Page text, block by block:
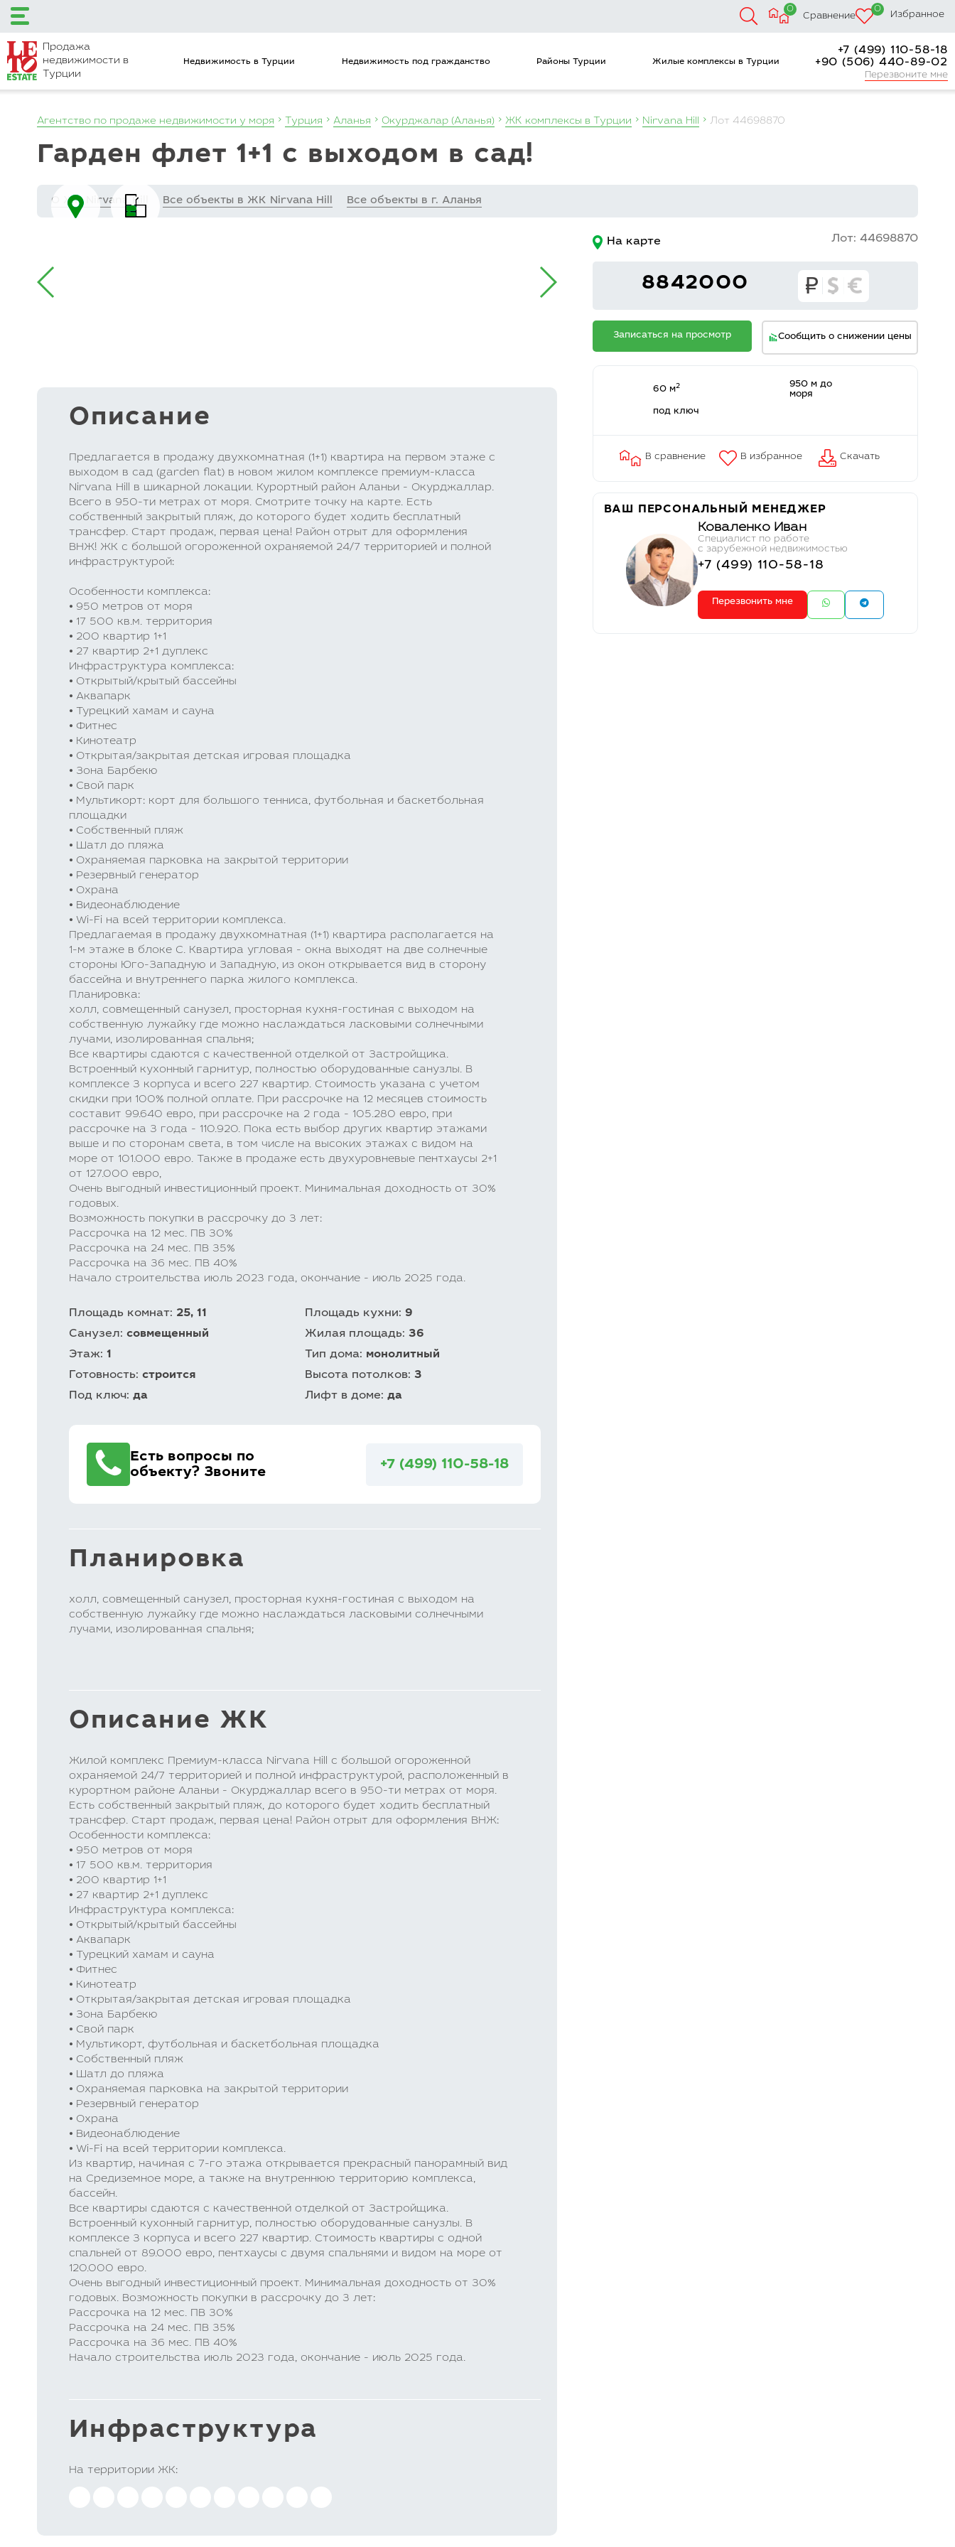
недвижимости в
Турции
Недвижимость в Турции у моря
Анталия
Газипаша
Недвижимость под гражданство
Таунхаусы
Контакты
0
Сравнение
0
Избранное
Продажа
недвижимости в
Турции
Недвижимость в Турции Недвижимость под гражданство Районы Турции Жилые комплексы в Турции
+7 (499) 110-58-18
+90 (506) 440-89-02
Перезвоните мне
Агентство по продаже недвижимости у моря Турция Аланья Окурджалар (Аланья) ЖК комплексы в Турции Nirvana Hill Лот 44698870
Гарден флет 1+1 с выходом в сад!
О ЖК Nirvana Hill Все объекты в ЖК Nirvana Hill Все объекты в г. Аланья
Описание
Предлагается в продажу двухкомнатная (1+1) квартира на первом этаже с
выходом в сад (garden flat) в новом жилом комплексе премиум-класса
Nirvana Hill в шикарной локации. Курортный район Аланьи - Окурджаллар.
Всего в 950-ти метрах от моря. Смотрите точку на карте. Есть
собственный закрытый пляж, до которого будет ходить бесплатный
трансфер. Старт продаж, первая цена! Район отрыт для оформления
ВНЖ! ЖК с большой огороженной охраняемой 24/7 территорией и полной
инфраструктурой:
Особенности комплекса:
⦁ 950 метров от моря
⦁ 17 500 кв.м. территория
⦁ 200 квартир 1+1
⦁ 27 квартир 2+1 дуплекс
Инфраструктура комплекса:
⦁ Открытый/крытый бассейны
⦁ Аквапарк
⦁ Турецкий хамам и сауна
⦁ Фитнес
⦁ Кинотеатр
⦁ Открытая/закрытая детская игровая площадка
⦁ Зона Барбекю
⦁ Свой парк
⦁ Мультикорт: корт для большого тенниса, футбольная и баскетбольная
площадки
⦁ Собственный пляж
⦁ Шатл до пляжа
⦁ Охраняемая парковка на закрытой территории
⦁ Резервный генератор
⦁ Охрана
⦁ Видеонаблюдение
⦁ Wi-Fi на всей территории комплекса.
Предлагаемая в продажу двухкомнатная (1+1) квартира располагается на
1-м этаже в блоке C. Квартира угловая - окна выходят на две солнечные
стороны Юго-Западную и Западную, из окон открывается вид в сторону
бассейна и внутреннего парка жилого комплекса.
Планировка:
холл, совмещенный санузел, просторная кухня-гостиная с выходом на
собственную лужайку где можно наслаждаться ласковыми солнечными
лучами, изолированная спальня;
Все квартиры сдаются с качественной отделкой от Застройщика.
Встроенный кухонный гарнитур, полностью оборудованные санузлы. В
комплексе 3 корпуса и всего 227 квартир. Стоимость указана с учетом
скидки при 100% полной оплате. При рассрочке на 12 месяцев стоимость
составит 99.640 евро, при рассрочке на 2 года - 105.280 евро, при
рассрочке на 3 года - 110.920. Пока есть выбор других квартир этажами
выше и по сторонам света, в том числе на высоких этажах с видом на
море от 101.000 евро. Также в продаже есть двухуровневые пентхаусы 2+1
от 127.000 евро,
Очень выгодный инвестиционный проект. Минимальная доходность от 30%
годовых.
Возможность покупки в рассрочку до 3 лет:
Рассрочка на 12 мес. ПВ 30%
Рассрочка на 24 мес. ПВ 35%
Рассрочка на 36 мес. ПВ 40%
Начало строительства июль 2023 года, окончание - июль 2025 года.
Площадь комнат: 25, 11 Площадь кухни: 9
Санузел: совмещенный Жилая площадь: 36
Этаж: 1 Тип дома: монолитный
Готовность: строится Высота потолков: 3
Под ключ: да Лифт в доме: да
Есть вопросы по
объекту? Звоните
+7 (499) 110-58-18
Планировка
холл, совмещенный санузел, просторная кухня-гостиная с выходом на
собственную лужайку где можно наслаждаться ласковыми солнечными
лучами, изолированная спальня;
Описание ЖК
Жилой комплекс Премиум-класса Nirvana Hill с большой огороженной
охраняемой 24/7 территорией и полной инфраструктурой, расположенный в
курортном районе Аланьи - Окурджаллар всего в 950-ти метрах от моря.
Есть собственный закрытый пляж, до которого будет ходить бесплатный
трансфер. Старт продаж, первая цена! Район отрыт для оформления ВНЖ:
Особенности комплекса:
⦁ 950 метров от моря
⦁ 17 500 кв.м. территория
⦁ 200 квартир 1+1
⦁ 27 квартир 2+1 дуплекс
Инфраструктура комплекса:
⦁ Открытый/крытый бассейны
⦁ Аквапарк
⦁ Турецкий хамам и сауна
⦁ Фитнес
⦁ Кинотеатр
⦁ Открытая/закрытая детская игровая площадка
⦁ Зона Барбекю
⦁ Свой парк
⦁ Мультикорт, футбольная и баскетбольная площадка
⦁ Собственный пляж
⦁ Шатл до пляжа
⦁ Охраняемая парковка на закрытой территории
⦁ Резервный генератор
⦁ Охрана
⦁ Видеонаблюдение
⦁ Wi-Fi на всей территории комплекса.
Из квартир, начиная с 7-го этажа открывается прекрасный панорамный вид
на Средиземное море, а также на внутреннюю территорию комплекса,
бассейн.
Все квартиры сдаются с качественной отделкой от Застройщика.
Встроенный кухонный гарнитур, полностью оборудованные санузлы. В
комплексе 3 корпуса и всего 227 квартир. Стоимость квартиры с одной
спальней от 89.000 евро, пентхаусы с двумя спальнями и видом на море от
120.000 евро.
Очень выгодный инвестиционный проект. Минимальная доходность от 30%
годовых. Возможность покупки в рассрочку до 3 лет:
Рассрочка на 12 мес. ПВ 30%
Рассрочка на 24 мес. ПВ 35%
Рассрочка на 36 мес. ПВ 40%
Начало строительства июль 2023 года, окончание - июль 2025 года.
Инфраструктура
На территории ЖК:
На карте Лот: 44698870
8842000
Записаться на просмотр Сообщить о снижении цены
60 м2
950 м до
моря
под ключ
В сравнение В избранное Скачать
ВАШ ПЕРСОНАЛЬНЫЙ МЕНЕДЖЕР
Коваленко Иван
Cпециалист по работе
с зарубежной недвижимостью
+7 (499) 110-58-18
Перезвонить мне